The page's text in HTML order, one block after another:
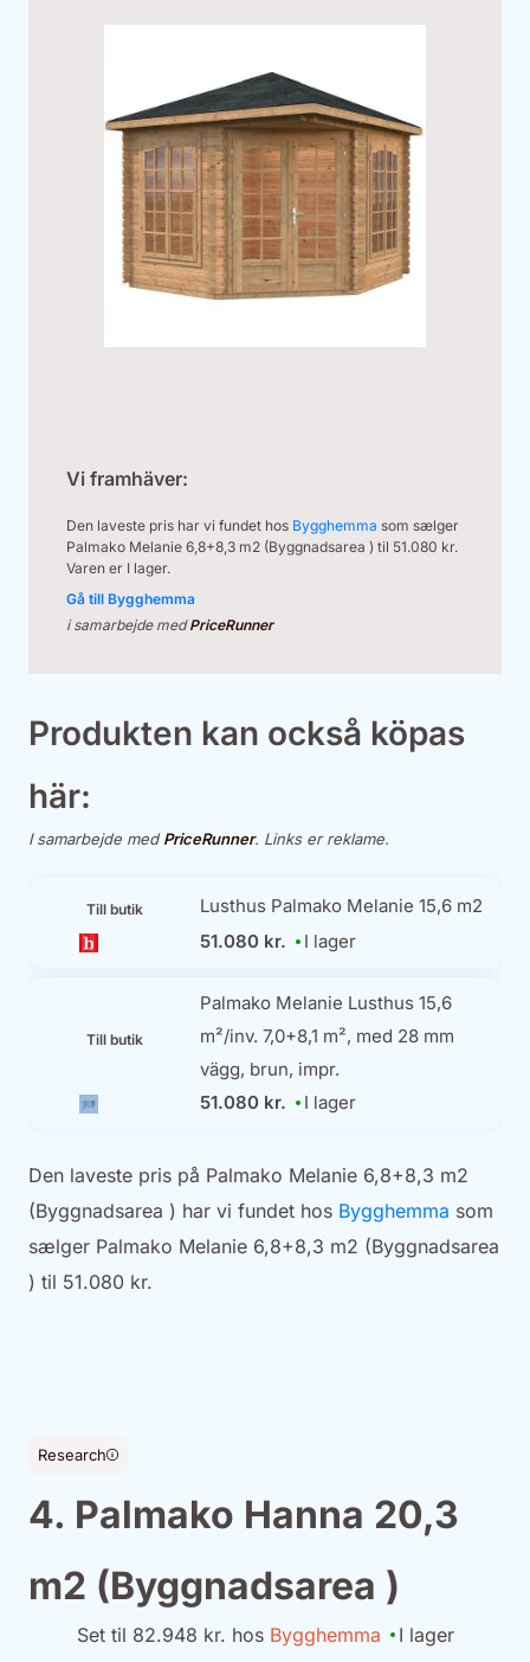
Vi framhäver:
Den laveste pris har vi fundet hos Bygghemma som sælger
Palmako Melanie 6,8+8,3 m2 (Byggnadsarea ) til 51.080 kr.
Varen er I lager.
Gå till Bygghemma
i samarbejde medPriceRunner
Produkten kan också köpas
här:
I samarbejde med PriceRunner. Links er reklame.
Lusthus Palmako Melanie 15,6 m2
I lager
51.080 kr.
Till butik
Palmako Melanie Lusthus 15,6
m²/inv. 7,0+8,1 m², med 28 mm
vägg, brun, impr.
I lager
51.080 kr.
Till butik
Den laveste pris på Palmako Melanie 6,8+8,3 m2
(Byggnadsarea ) har vi fundet hos Bygghemma som
sælger Palmako Melanie 6,8+8,3 m2 (Byggnadsarea
) til 51.080 kr.
Research
4. Palmako Hanna 20,3
m2 (Byggnadsarea )
Set til 82.948 kr. hos Bygghemma I lager